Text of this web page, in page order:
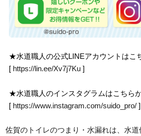
★水道職人の公式LINEアカウントはこ
[ https://lin.ee/Xv7j7Ku ]
★水道職人のインスタグラムはこちら
[ https://www.instagram.com/suido_pro/ ]
佐賀のトイレのつまり・水漏れは、水